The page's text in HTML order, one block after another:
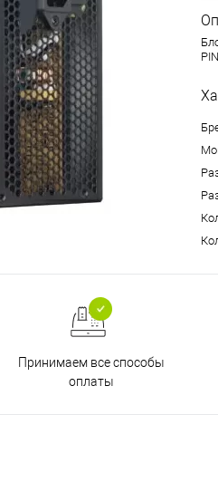
Принимаем все способы
оплаты